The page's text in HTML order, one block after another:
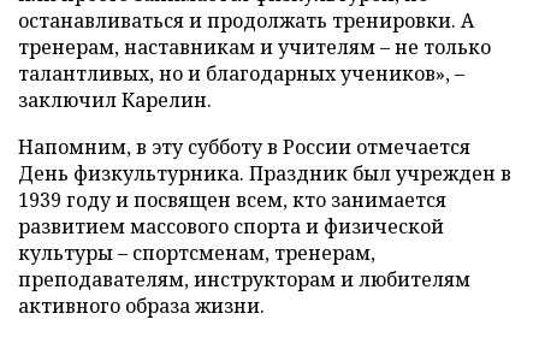
останавливаться и продолжать тренировки. А
тренерам, наставникам и учителям – не только
талантливых, но и благодарных учеников», –
заключил Карелин.
Напомним, в эту субботу в России отмечается
День физкультурника. Праздник был учрежден в
1939 году и посвящен всем, кто занимается
развитием массового спорта и физической
культуры – спортсменам, тренерам,
преподавателям, инструкторам и любителям
активного образа жизни.